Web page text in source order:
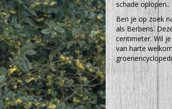
schade
Ben je op zoek
als Berberis.
centimeter. Wil
van harte